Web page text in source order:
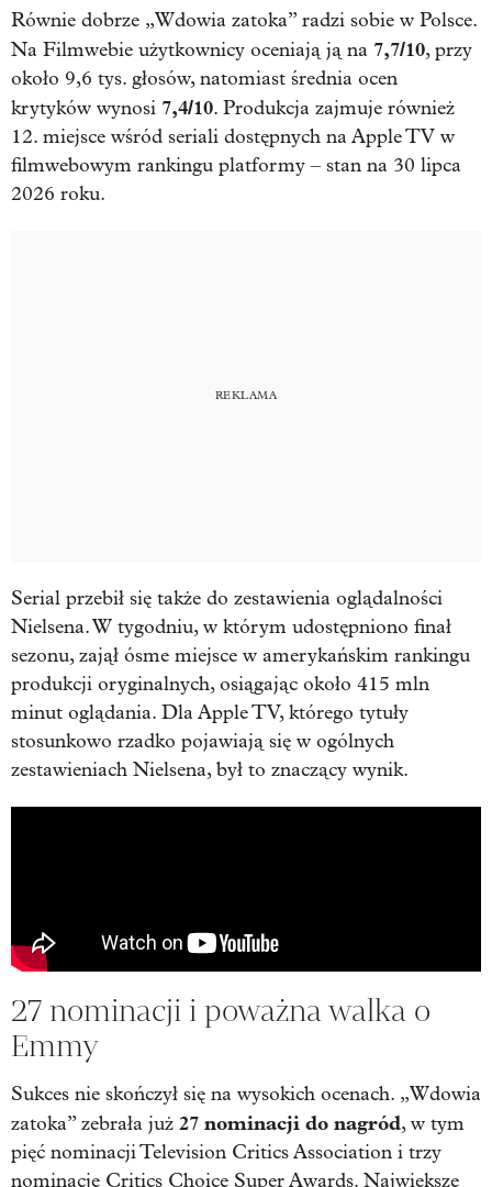
Równie dobrze „Wdowia zatoka” radzi sobie w Polsce.
Na Filmwebie użytkownicy oceniają ją na 7,7/10, przy
około 9,6 tys. głosów, natomiast średnia ocen
krytyków wynosi 7,4/10. Produkcja zajmuje również
12. miejsce wśród seriali dostępnych na Apple TV w
filmwebowym rankingu platformy – stan na 30 lipca
2026 roku.
Serial przebił się także do zestawienia oglądalności
Nielsena. W tygodniu, w którym udostępniono finał
sezonu, zajął ósme miejsce w amerykańskim rankingu
produkcji oryginalnych, osiągając około 415 mln
minut oglądania. Dla Apple TV, którego tytuły
stosunkowo rzadko pojawiają się w ogólnych
zestawieniach Nielsena, był to znaczący wynik.
27 nominacji i poważna walka o
Emmy
Sukces nie skończył się na wysokich ocenach. „Wdowia
zatoka” zebrała już 27 nominacji do nagród, w tym
pięć nominacji Television Critics Association i trzy
nominacje Critics Choice Super Awards. Największe